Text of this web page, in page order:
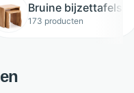
Bruine bijzettafels
173 producten